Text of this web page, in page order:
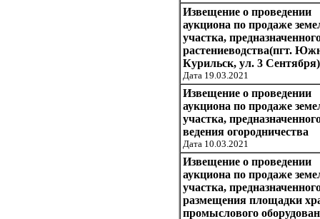
Извещение о проведении
аукциона по продаже
участка,
растениеводства(пгт.
Курильск, ул. 3 Сентября)
Дата 19.03.2021
Извещение о проведении
аукциона по продаже
участка,
ведения огородничества
Дата 10.03.2021
Извещение о проведении
аукциона по продаже
участка,
размещения площадки
промыслового